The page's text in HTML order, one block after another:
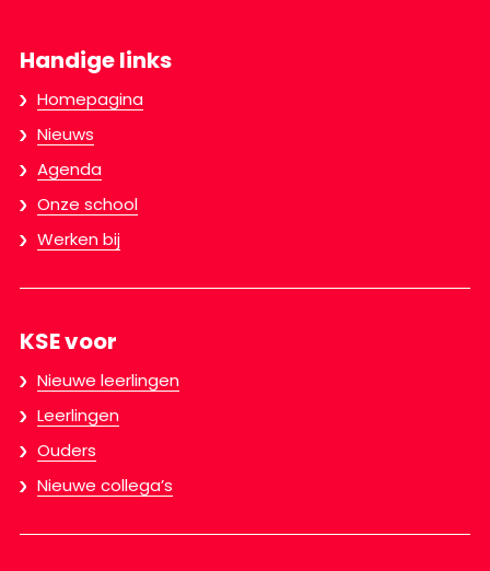
Handige links
Homepagina
Nieuws
Agenda
Onze school
Werken bij
KSE voor
Nieuwe leerlingen
Leerlingen
Ouders
Nieuwe collega’s